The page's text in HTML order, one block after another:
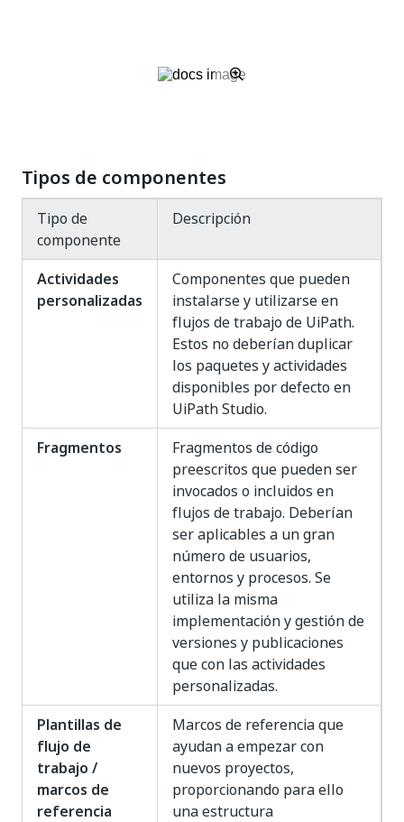
Tipos de componentes
Tipo de
componente
Descripción
Actividades
personalizadas
Componentes que pueden
instalarse y utilizarse en
flujos de trabajo de UiPath.
Estos no deberían duplicar
los paquetes y actividades
disponibles por defecto en
UiPath Studio.
Fragmentos
Fragmentos de código
preescritos que pueden ser
invocados o incluidos en
flujos de trabajo. Deberían
ser aplicables a un gran
número de usuarios,
entornos y procesos. Se
utiliza la misma
implementación y gestión de
versiones y publicaciones
que con las actividades
personalizadas.
Plantillas de
flujo de
trabajo /
marcos de
referencia
Marcos de referencia que
ayudan a empezar con
nuevos proyectos,
proporcionando para ello
una estructura